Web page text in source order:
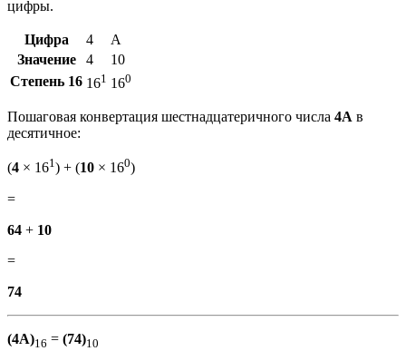
цифры.
Цифра 4
A
Значение
4
10
Степень 16 161 160
Пошаговая конвертация шестнадцатеричного числа 4A в
десятичное:
(4 × 161) + (10 × 160)
=
64 + 10
=
74
(4A)16 = (74)10